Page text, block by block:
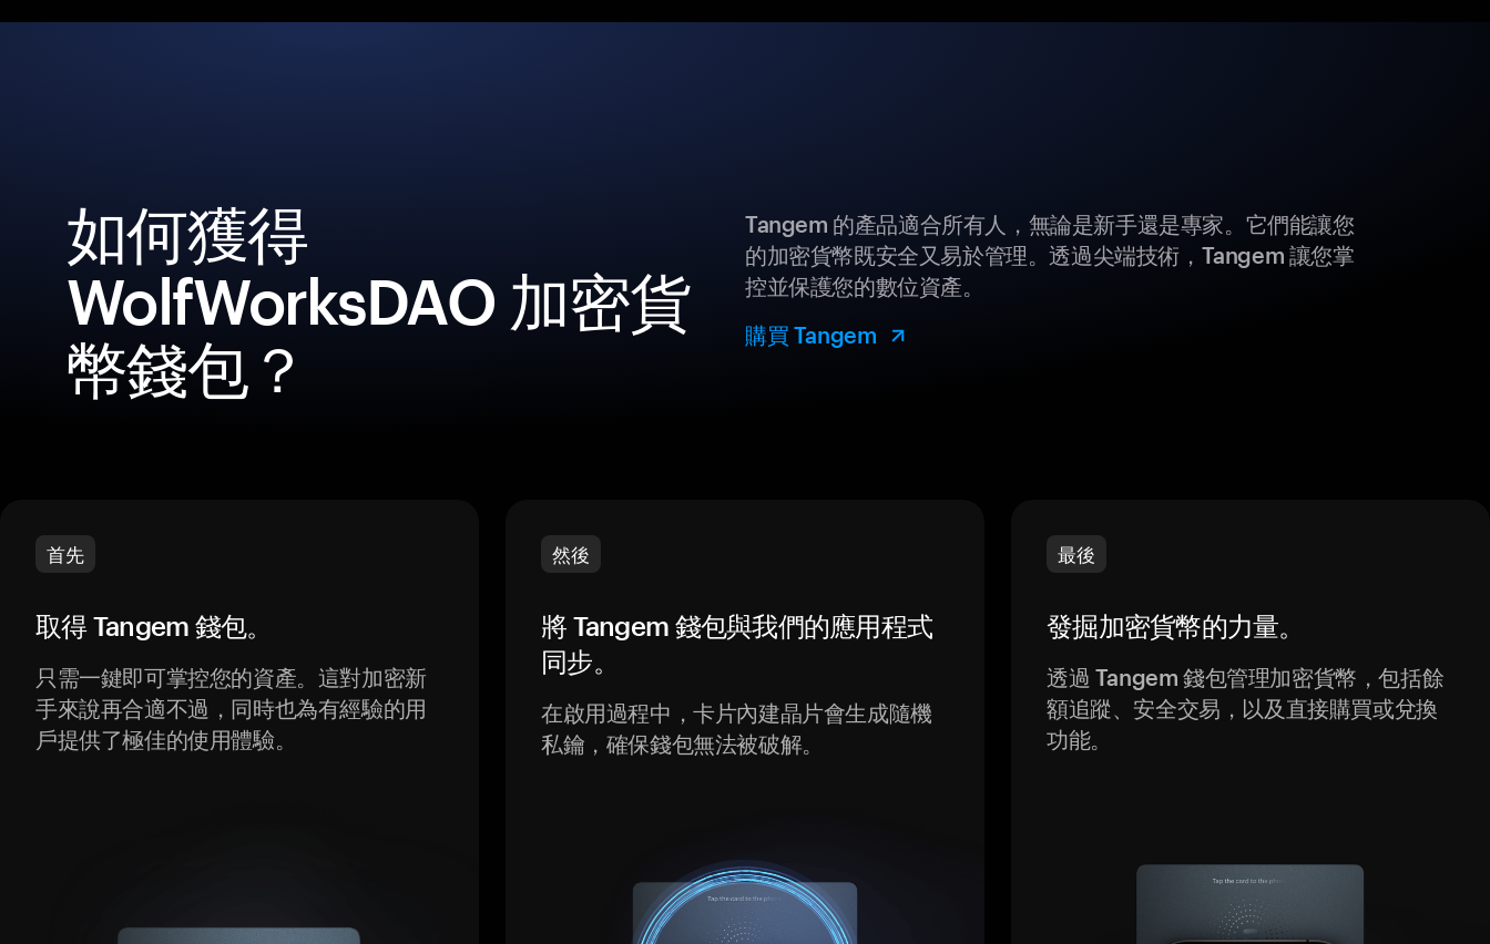
如何獲得
WolfWorksDAO 加密貨
幣錢包？
Tangem 的產品適合所有人，無論是新手還是專家。它們能讓您
的加密貨幣既安全又易於管理。透過尖端技術，Tangem 讓您掌
控並保護您的數位資產。
購買 Tangem
首先
取得 Tangem 錢包。
只需一鍵即可掌控您的資產。這對加密新
手來說再合適不過，同時也為有經驗的用
戶提供了極佳的使用體驗。
然後
將 Tangem 錢包與我們的應用程式
同步。
在啟用過程中，卡片內建晶片會生成隨機
私鑰，確保錢包無法被破解。
最後
發掘加密貨幣的力量。
透過 Tangem 錢包管理加密貨幣，包括餘
額追蹤、安全交易，以及直接購買或兌換
功能。